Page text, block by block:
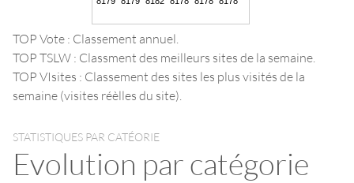
TOP Vote : Classement annuel.
TOP TSLW : Classment des meilleurs sites de la semaine.
TOP VIsites : Classement des sites les plus visités de la
semaine (visites réèlles du site).
STATISTIQUES PAR CATÉORIE
Evolution par catégorie